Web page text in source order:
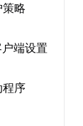
略
端设置
程序